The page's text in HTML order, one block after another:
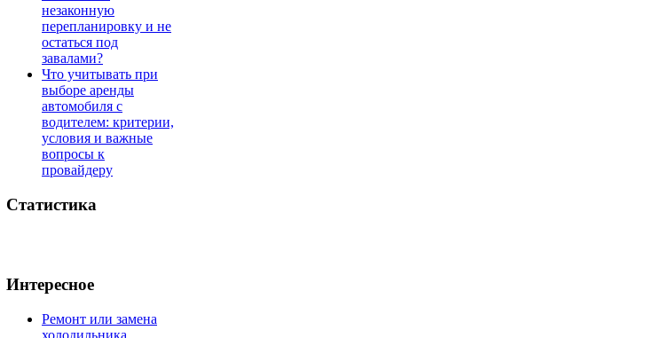
незаконную
перепланировку и не
остаться под
завалами?
Что учитывать при
выборе аренды
автомобиля с
водителем: критерии,
условия и важные
вопросы к
провайдеру
Статистика
Интересное
Ремонт или замена